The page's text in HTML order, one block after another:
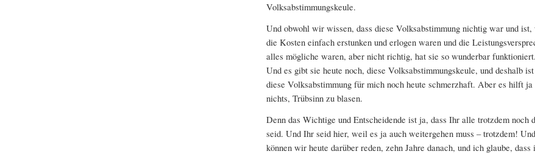
Volksabstimmungskeule.
Und obwohl wir wissen, dass diese Volksabstimmung nichtig war und
die Kosten einfach erstunken und erlogen waren und die
alles mögliche waren, aber nicht richtig, hat sie so wunderbar funktioniert.
Und es gibt sie heute noch, diese Volksabstimmungskeule, und deshalb ist
diese Volksabstimmung für mich noch heute schmerzhaft. Aber es hilft ja
nichts, Trübsinn zu blasen.
Denn das Wichtige und Entscheidende ist ja, dass Ihr alle trotzdem noch
seid. Und Ihr seid hier, weil es ja auch weitergehen muss – trotzdem!
können wir heute darüber reden, zehn Jahre danach, und ich glaube, dass